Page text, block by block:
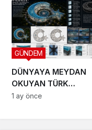
DÜNYAYA MEYDAN
OKUYAN TÜRK
VİZYONU TEKNOPOLL
GÜNDEM
1 ay önce